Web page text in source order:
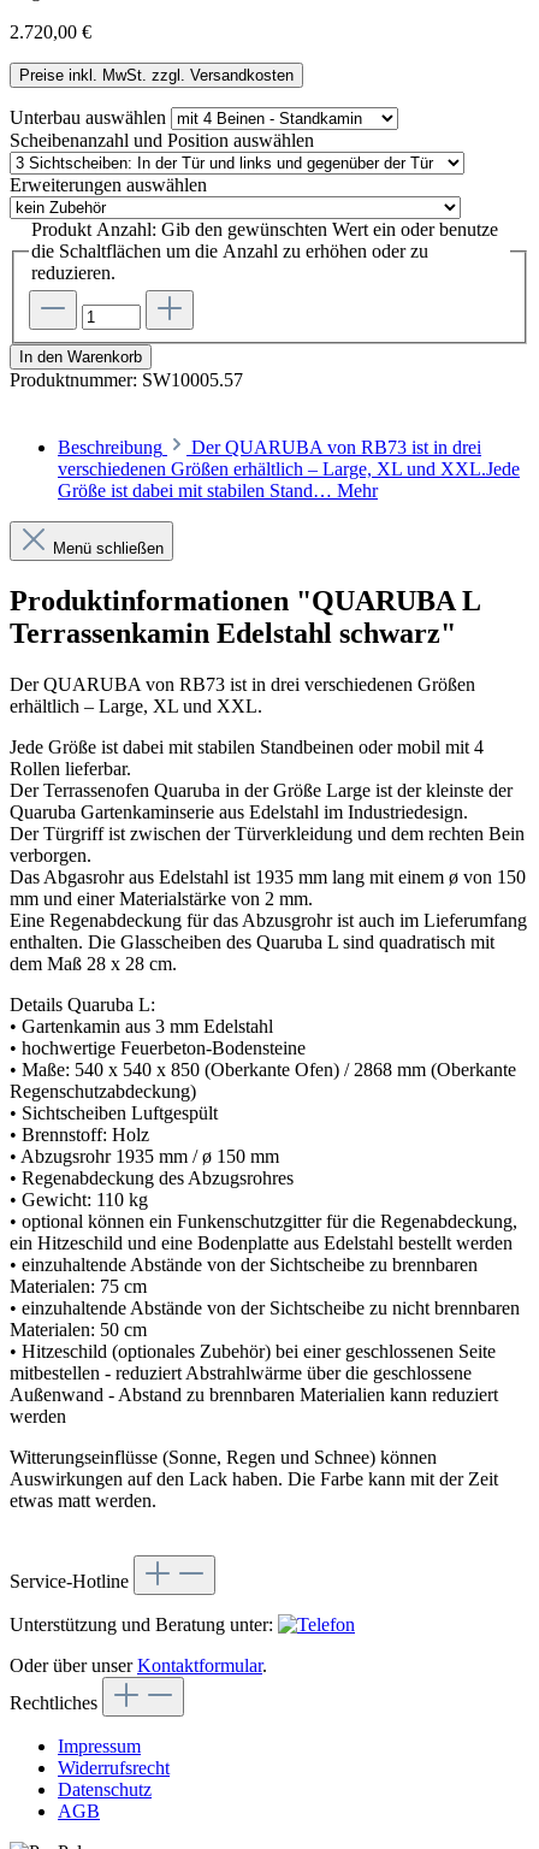
2.720,00 €
Preise inkl. MwSt. zzgl. Versandkosten
Unterbau auswählen
Scheibenanzahl und Position auswählen
Erweiterungen auswählen
Produkt Anzahl: Gib den gewünschten Wert ein oder benutze
die Schaltflächen um die Anzahl zu erhöhen oder zu
reduzieren.
In den Warenkorb
Produktnummer: SW10005.57
Beschreibung
Der QUARUBA von RB73 ist in drei
verschiedenen Größen erhältlich – Large, XL und XXL.Jede
Größe ist dabei mit stabilen Stand… Mehr
Menü schließen
Produktinformationen "QUARUBA L
Terrassenkamin Edelstahl schwarz"
Der QUARUBA von RB73 ist in drei verschiedenen Größen
erhältlich – Large, XL und XXL.
Jede Größe ist dabei mit stabilen Standbeinen oder mobil mit 4
Rollen lieferbar.
Der Terrassenofen Quaruba in der Größe Large ist der kleinste der
Quaruba Gartenkaminserie aus Edelstahl im Industriedesign.
Der Türgriff ist zwischen der Türverkleidung und dem rechten Bein
verborgen.
Das Abgasrohr aus Edelstahl ist 1935 mm lang mit einem ø von 150
mm und einer Materialstärke von 2 mm.
Eine Regenabdeckung für das Abzusgrohr ist auch im Lieferumfang
enthalten. Die Glasscheiben des Quaruba L sind quadratisch mit
dem Maß 28 x 28 cm.
Details Quaruba L:
• Gartenkamin aus 3 mm Edelstahl
• hochwertige Feuerbeton-Bodensteine
• Maße: 540 x 540 x 850 (Oberkante Ofen) / 2868 mm (Oberkante
Regenschutzabdeckung)
• Sichtscheiben Luftgespült
• Brennstoff: Holz
• Abzugsrohr 1935 mm / ø 150 mm
• Regenabdeckung des Abzugsrohres
• Gewicht: 110 kg
• optional können ein Funkenschutzgitter für die Regenabdeckung,
ein Hitzeschild und eine Bodenplatte aus Edelstahl bestellt werden
• einzuhaltende Abstände von der Sichtscheibe zu brennbaren
Materialen: 75 cm
• einzuhaltende Abstände von der Sichtscheibe zu nicht brennbaren
Materialen: 50 cm
• Hitzeschild (optionales Zubehör) bei einer geschlossenen Seite
mitbestellen - reduziert Abstrahlwärme über die geschlossene
Außenwand - Abstand zu brennbaren Materialien kann reduziert
werden
Witterungseinflüsse (Sonne, Regen und Schnee) können
Auswirkungen auf den Lack haben. Die Farbe kann mit der Zeit
etwas matt werden.
Service-Hotline
Unterstützung und Beratung unter:
Oder über unserKontaktformular.
Rechtliches
Impressum
Widerrufsrecht
Datenschutz
AGB